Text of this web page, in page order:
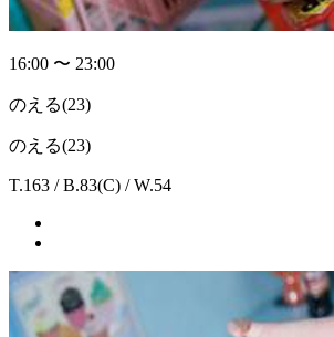
16:00 〜 23:00
のえる(23)
のえる(23)
T.163 / B.83(C) / W.54